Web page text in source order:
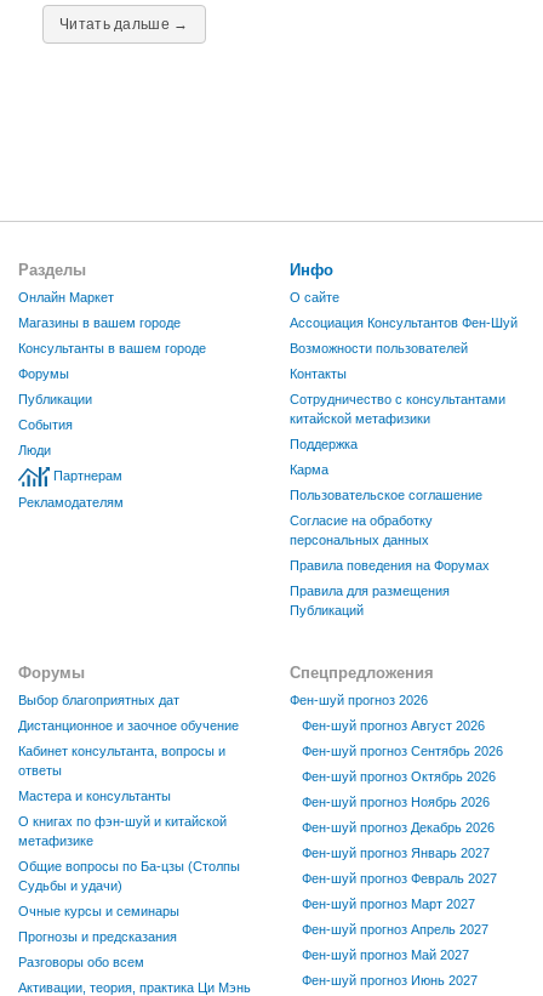
Читать дальше →
Разделы
Онлайн Маркет
Магазины в вашем городе
Консультанты в вашем городе
Форумы
Публикации
События
Люди
Партнерам
Рекламодателям
Инфо
О сайте
Ассоциация Консультантов Фен-Шуй
Возможности пользователей
Контакты
Сотрудничество с консультантами
китайской метафизики
Поддержка
Карма
Пользовательское соглашение
Согласие на обработку
персональных данных
Правила поведения на Форумах
Правила для размещения
Публикаций
Форумы
Выбор благоприятных дат
Дистанционное и заочное обучение
Кабинет консультанта, вопросы и
ответы
Мастера и консультанты
О книгах по фэн-шуй и китайской
метафизике
Общие вопросы по Ба-цзы (Столпы
Судьбы и удачи)
Очные курсы и семинары
Прогнозы и предсказания
Разговоры обо всем
Активации, теория, практика Ци Мэнь
Спецпредложения
Фен-шуй прогноз 2026
Фен-шуй прогноз Август 2026
Фен-шуй прогноз Сентябрь 2026
Фен-шуй прогноз Октябрь 2026
Фен-шуй прогноз Ноябрь 2026
Фен-шуй прогноз Декабрь 2026
Фен-шуй прогноз Январь 2027
Фен-шуй прогноз Февраль 2027
Фен-шуй прогноз Март 2027
Фен-шуй прогноз Апрель 2027
Фен-шуй прогноз Май 2027
Фен-шуй прогноз Июнь 2027